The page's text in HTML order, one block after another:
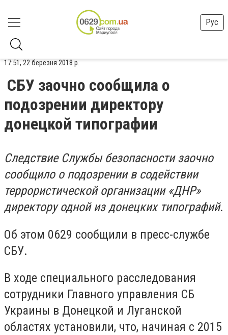
Рус
17:51, 22 березня 2018 р.
СБУ заочно сообщила о
подозрении директору
донецкой типографии
Следствие Службы безопасности заочно
сообщило о подозрении в содействии
террористической организации «ДНР»
директору одной из донецких типографий.
Об этом 0629 сообщили в пресс-службе
СБУ.
В ходе специального расследования
сотрудники Главного управления СБ
Украины в Донецкой и Луганской
областях установили, что, начиная с 2015